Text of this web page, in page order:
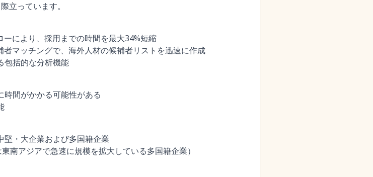
立っています。
により、採用までの時間を最大34%短縮
マッチングで、海外人材の候補者リストを迅速に作成
包括的な分析機能
間がかかる可能性がある
堅・大企業および多国籍企業
南アジアで急速に規模を拡大している多国籍企業）